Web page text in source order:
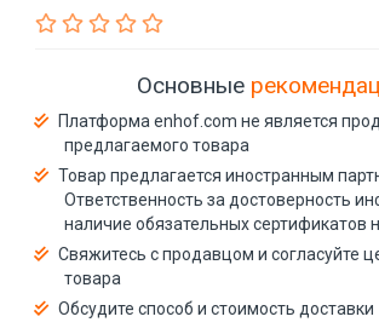
Основные
Платформа enhof.com не является
предлагаемого товара
Товар предлагается иностранным
Ответственность за достоверность
наличие обязательных сертификатов
Свяжитесь с продавцом и согласуйте
товара
Обсудите способ и стоимость доставки